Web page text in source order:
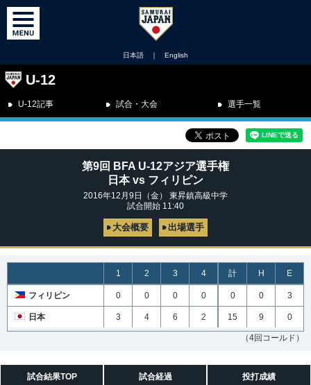
日本語 ｜ English
U-12
U-12記事 試合・大会 選手一覧
第9回 BFA U-12アジア選手権
日本 vs フィリピン
2016年12月9日（金） 東昇鎮高級中学
試合開始 11:40
大会概要 出場選手
1 2 3 4 計 H E
フィリピン 0 0 0 0 0 0 3
日本 3 4 6 2 15 9 0
（4回コールド）
試合結果TOP 試合経過 投打成績